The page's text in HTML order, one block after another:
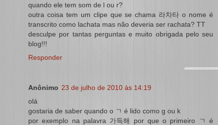
quando ele tem som de l ou r?
outra coisa tem um clipe que se chama 라차타 o nome é
transcrito como lachata mas não deveria ser rachata? TT
desculpe por tantas perguntas e muito obrigada pelo seu
blog!!!
Responder
Anônimo 23 de julho de 2010 às 14:19
olá
gostaria de saber quando o ㄱ é lido como g ou k
por exemplo na palavra 가득해 por que o primeiro ㄱ é